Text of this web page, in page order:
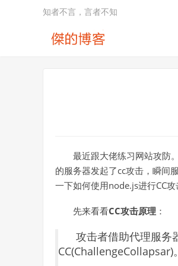
知者不言，言者不知
最近跟大佬练习网站攻防
的服务器发起了cc攻击，瞬间
一下如何使用node.js进行CC攻
先来看看CC攻击原理 ：
攻击者借助代理服务
CC(ChallengeCollapsar)。